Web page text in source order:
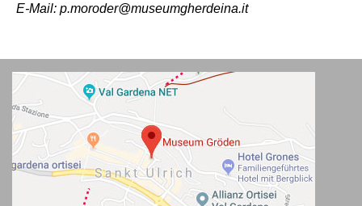
E-Mail: p.moroder@museumgherdeina.it